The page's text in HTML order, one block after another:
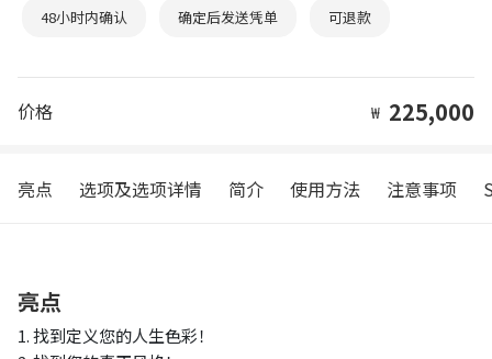
48小时内确认 确定后发送凭单 可退款
价格 ₩ 225,000
亮点 选项及选项详情 简介 使用方法 注意事项
亮点
1. 找到定义您的人生色彩！